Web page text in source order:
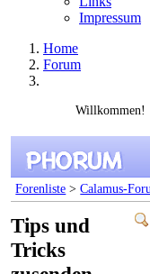
Impressum
Home
Forum
Willkommen!
Forenliste >Calamus-
Tips und
Tricks